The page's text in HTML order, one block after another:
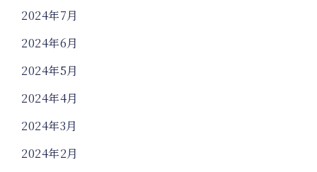
2024年7月
2024年6月
2024年5月
2024年4月
2024年3月
2024年2月